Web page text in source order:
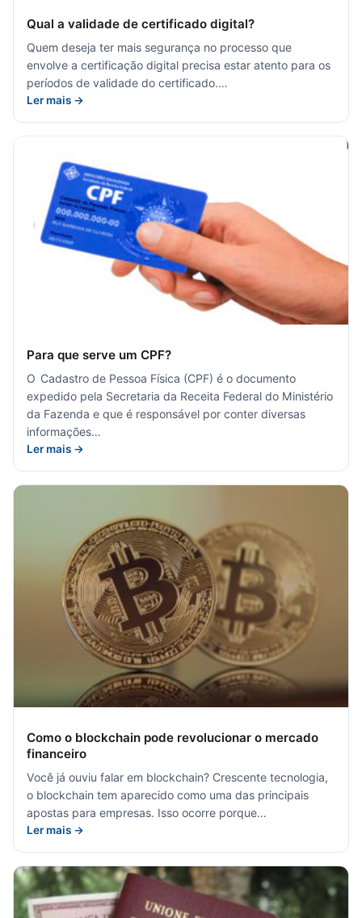
Qual a validade de certificado digital?
Quem deseja ter mais segurança no processo que
envolve a certificação digital precisa estar atento para os
períodos de validade do certificado.…
Ler mais →
Para que serve um CPF?
O Cadastro de Pessoa Física (CPF) é o documento
expedido pela Secretaria da Receita Federal do Ministério
da Fazenda e que é responsável por conter diversas
informações…
Ler mais →
Como o blockchain pode revolucionar o mercado
financeiro
Você já ouviu falar em blockchain? Crescente tecnologia,
o blockchain tem aparecido como uma das principais
apostas para empresas. Isso ocorre porque…
Ler mais →